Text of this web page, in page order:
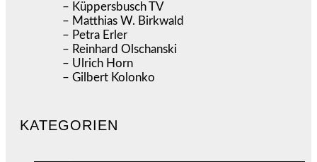
– Küppersbusch TV
– Matthias W. Birkwald
– Petra Erler
– Reinhard Olschanski
– Ulrich Horn
– Gilbert Kolonko
KATEGORIEN